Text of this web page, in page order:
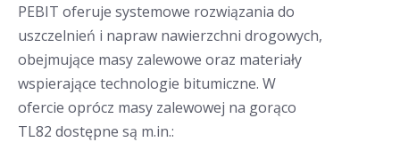
PEBIT oferuje systemowe rozwiązania do
uszczelnień i napraw nawierzchni drogowych,
obejmujące masy zalewowe oraz materiały
wspierające technologie bitumiczne. W
ofercie oprócz masy zalewowej na gorąco
TL82 dostępne są m.in.: